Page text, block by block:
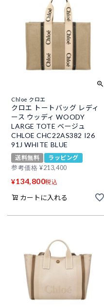
Chloe クロエ
クロエ トートバッグ レディ
ース ウッディ WOODY
LARGE TOTE ベージュ
CHLOE CHC22AS382 I26
91J WHITE BLUE
送料無料
ラッピング
参考価格 ¥213,400
¥134,800税込
カートに入れる